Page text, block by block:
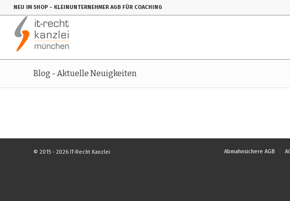
NEU IM SHOP - KLEINUNTERNEHMER AGB FÜR COACHING
Blog - Aktuelle Neuigkeiten
© 2015 - 2026 IT-Recht Kanzlei Abmahnsichere AGB